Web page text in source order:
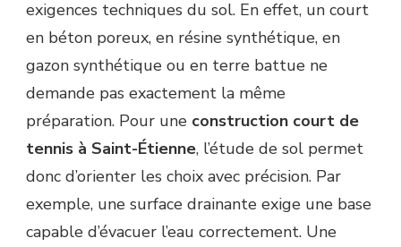
exigences techniques du sol. En effet, un court
en béton poreux, en résine synthétique, en
gazon synthétique ou en terre battue ne
demande pas exactement la même
préparation. Pour une construction court de
tennis à Saint-Étienne, l’étude de sol permet
donc d’orienter les choix avec précision. Par
exemple, une surface drainante exige une base
capable d’évacuer l’eau correctement. Une